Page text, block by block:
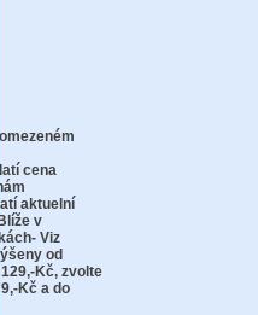
cena
aktuelní
v
Viz
od
Kč, zvolte
Kč a do